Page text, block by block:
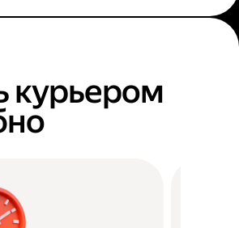
курьером